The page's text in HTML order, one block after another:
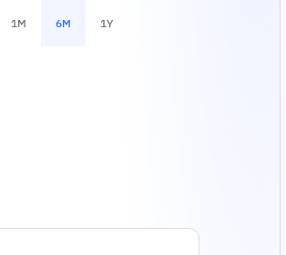
1M 6M 1Y